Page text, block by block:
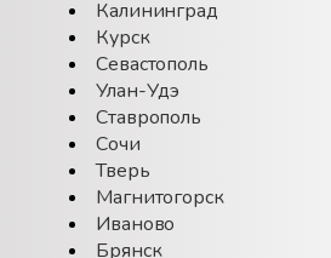
Калининград
Курск
Севастополь
Улан-Удэ
Ставрополь
Сочи
Тверь
Магнитогорск
Иваново
Брянск